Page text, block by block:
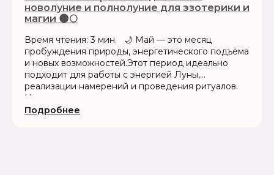
новолуние и полнолуние для эзотерики и
магии 🌑🌕
Время чтения: 3 мин. 🌙 Май — это месяц
пробуждения природы, энергетического подъёма
и новых возможностей.Этот период идеально
подходит для работы с энергией Луны,
реализации намерений и проведения ритуалов.
Новолуние и...
Подробнее